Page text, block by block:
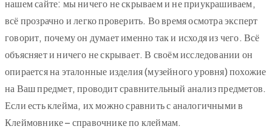
нашем сайте: мы ничего не скрываем и не приукрашиваем,
всё прозрачно и легко проверить. Во время осмотра эксперт
говорит, почему он думает именно так и исходя из чего. Всё
объясняет и ничего не скрывает. В своём исследовании он
опирается на эталонные изделия (музейного уровня) похожие
на Ваш предмет, проводит сравнительный анализ предметов.
Если есть клейма, их можно сравнить с аналогичными в
Клеймовнике – справочнике по клеймам.